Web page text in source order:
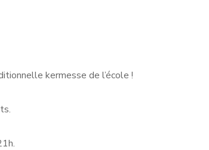
kermesse de l’école !